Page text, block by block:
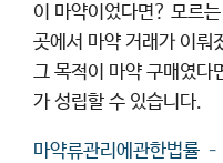
이 마약이었다면? 모르
곳에서 마약 거래가 이뤄
그 목적이 마약 구매였다
가 성립할 수 있습니다.
마약류관리에관한법률 –